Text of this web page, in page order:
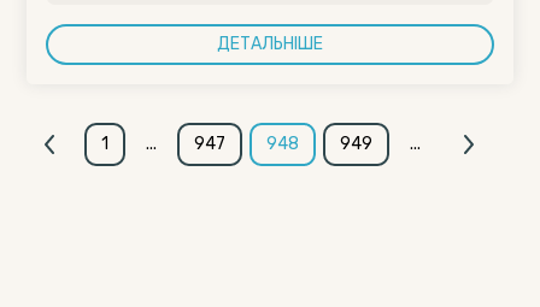
ДЕТАЛЬНІШЕ
1 ... 947 948 949 ...